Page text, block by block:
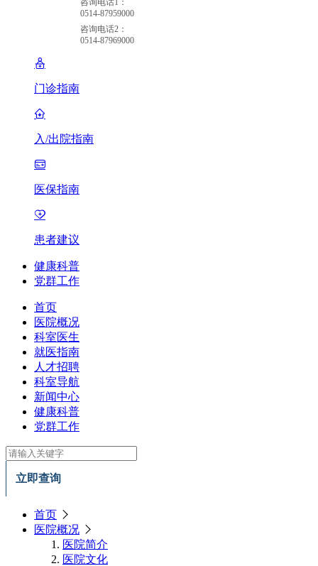
0514-87959000
咨询电话2：
0514-87969000
门诊指南
入/出院指南
医保指南
患者建议
健康科普
党群工作
首页
医院概况
科室医生
就医指南
人才招聘
科室导航
新闻中心
健康科普
党群工作
立即查询
首页
医院概况
医院简介
医院文化